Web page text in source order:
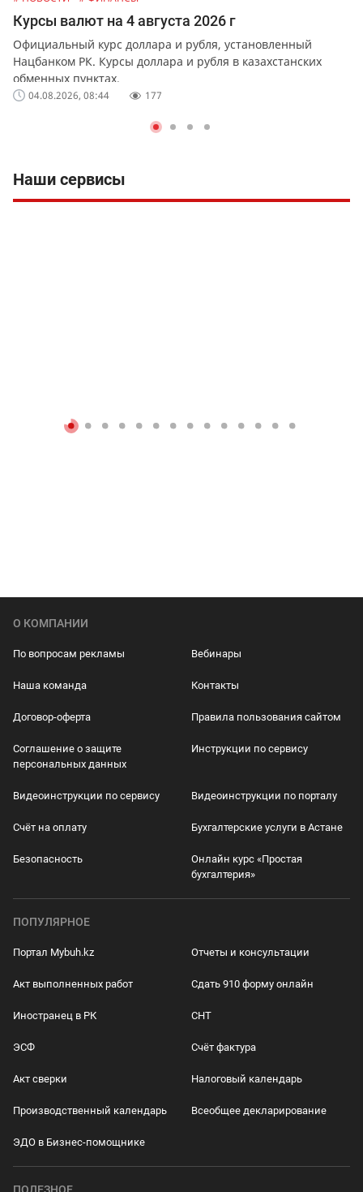
Курсы валют на 4 августа 2026 г
Официальный курс доллара и рубля, установленный
Нацбанком РК. Курсы доллара и рубля в казахстанских
обменных пунктах.
04.08.2026, 08:44 177
Наши сервисы
О КОМПАНИИ
По вопросам рекламы Вебинары
Наша команда Контакты
Договор-оферта Правила пользования сайтом
Соглашение о защите
персональных данных
Инструкции по сервису
Видеоинструкции по сервису Видеоинструкции по порталу
Счёт на оплату Бухгалтерские услуги в Астане
Безопасность
Онлайн курс «Простая
бухгалтерия»
ПОПУЛЯРНОЕ
Портал Mybuh.kz Отчеты и консультации
Акт выполненных работ Сдать 910 форму онлайн
Иностранец в РК СНТ
ЭСФ Счёт фактура
Акт сверки Налоговый календарь
Производственный календарь Всеобщее декларирование
ЭДО в Бизнес-помощнике